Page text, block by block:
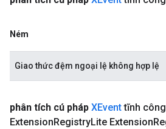
Ném
Giao thức đệm ngoại lệ không hợp lệ
phân tích cú pháp XEventtĩnh công
ExtensionRegistryLite Extension